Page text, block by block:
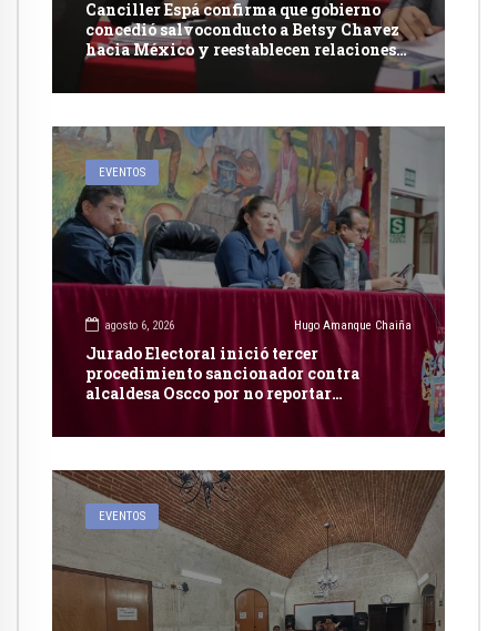
Canciller Espá confirma que gobierno
concedió salvoconducto a Betsy Chavez
hacia México y reestablecen relaciones
con dicho país
EVENTOS
agosto 6, 2026 Hugo Amanque Chaiña
Jurado Electoral inició tercer
procedimiento sancionador contra
alcaldesa Oscco por no reportar
EVENTOS